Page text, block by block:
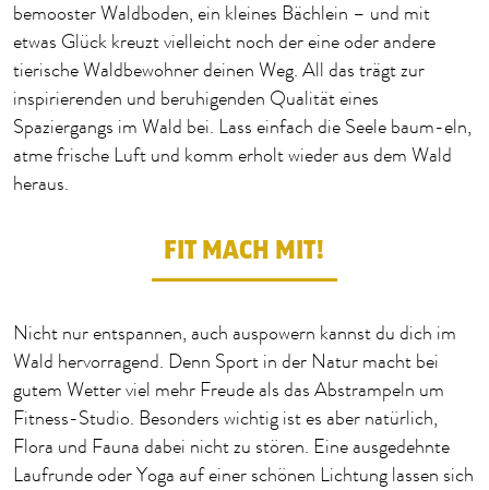
bemooster Waldboden, ein kleines Bächlein – und mit
etwas Glück kreuzt vielleicht noch der eine oder andere
tierische Waldbewohner deinen Weg. All das trägt zur
inspirierenden und beruhigenden Qualität eines
Spaziergangs im Wald bei. Lass einfach die Seele baum-eln,
atme frische Luft und komm erholt wieder aus dem Wald
heraus.
FIT MACH MIT!
Nicht nur entspannen, auch auspowern kannst du dich im
Wald hervorragend. Denn Sport in der Natur macht bei
gutem Wetter viel mehr Freude als das Abstrampeln um
Fitness-Studio. Besonders wichtig ist es aber natürlich,
Flora und Fauna dabei nicht zu stören. Eine ausgedehnte
Laufrunde oder Yoga auf einer schönen Lichtung lassen sich